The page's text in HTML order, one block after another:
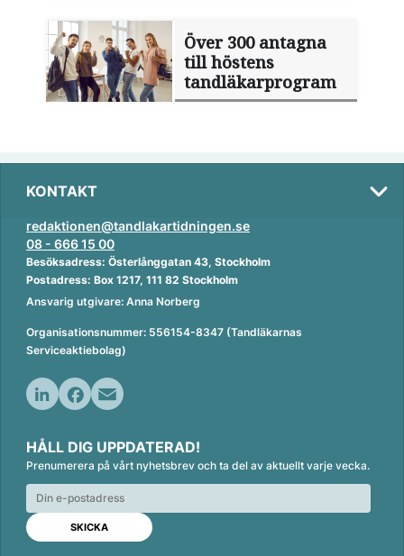
Över 300 antagna
till höstens
tandläkarprogram
KONTAKT
redaktionen@tandlakartidningen.se
08 - 666 15 00
Besöksadress: Österlånggatan 43, Stockholm
Postadress: Box 1217, 111 82 Stockholm
Ansvarig utgivare: Anna Norberg
Organisationsnummer: 556154-8347 (Tandläkarnas
Serviceaktiebolag)
n
k
e
d
n
c
e
b
o
o
k
a
i
l
HÅLL DIG UPPDATERAD!
Prenumerera på vårt nyhetsbrev och ta del av aktuellt varje vecka.